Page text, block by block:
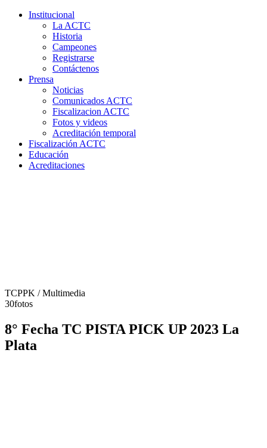
Institucional
La ACTC
Historia
Campeones
Registrarse
Contáctenos
Prensa
Noticias
Comunicados ACTC
Fiscalizacion ACTC
Fotos y videos
Acreditación temporal
Fiscalización ACTC
Educación
Acreditaciones
TCPPK / Multimedia
30fotos
8° Fecha TC PISTA PICK UP 2023 La
Plata